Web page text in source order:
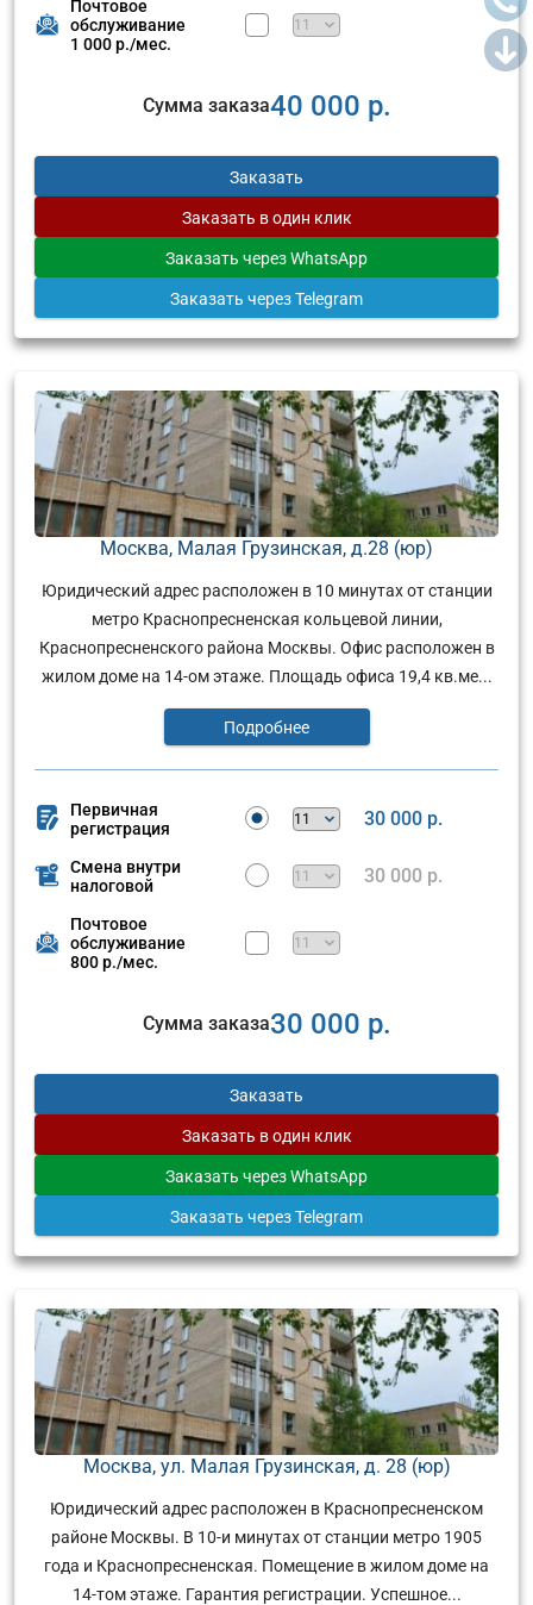
Почтовое
обслуживание
1 000 р./мес.
Сумма заказа40 000 р.
Заказать
Заказать в один клик
Заказать через WhatsApp
Заказать через Telegram
Москва, Малая Грузинская, д.28 (юр)
Юридический адрес расположен в 10 минутах от станции
метро Краснопресненская кольцевой линии,
Краснопресненского района Москвы. Офис расположен в
жилом доме на 14-ом этаже. Площадь офиса 19,4 кв.ме...
Подробнее
Первичная
регистрация
30 000 р.
Смена внутри
налоговой
30 000 р.
Почтовое
обслуживание
800 р./мес.
Сумма заказа30 000 р.
Заказать
Заказать в один клик
Заказать через WhatsApp
Заказать через Telegram
Москва, ул. Малая Грузинская, д. 28 (юр)
Юридический адрес расположен в Краснопресненском
районе Москвы. В 10-и минутах от станции метро 1905
года и Краснопресненская. Помещение в жилом доме на
14-том этаже. Гарантия регистрации. Успешное...